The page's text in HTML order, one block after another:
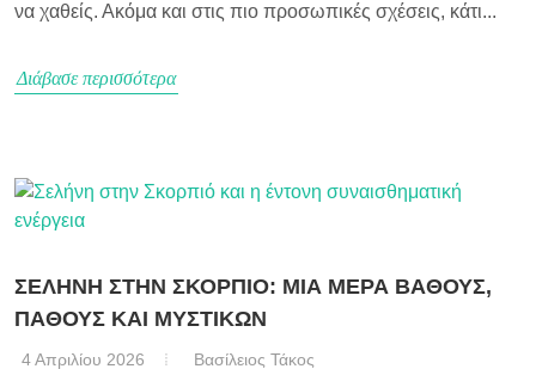
να χαθείς. Ακόμα και στις πιο προσωπικές σχέσεις, κάτι...
Διάβασε περισσότερα
ΣΕΛΗΝΗ ΣΤΗΝ ΣΚΟΡΠΙΟ: ΜΙΑ ΜΕΡΑ ΒΑΘΟΥΣ,
ΠΑΘΟΥΣ ΚΑΙ ΜΥΣΤΙΚΩΝ
4 Απριλίου 2026 Βασίλειος Τάκος